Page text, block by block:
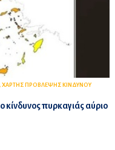
ΧΑΡΤΗΣ ΠΡΟΒΛΕΨΗΣ ΚΙΝΔΥΝΟΥ
κίνδυνος πυρκαγιάς αύριο